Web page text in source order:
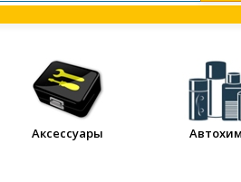
Аксессуары